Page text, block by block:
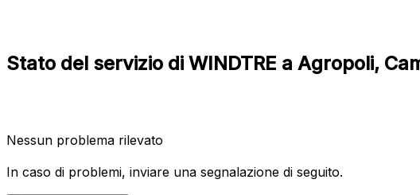
Stato del servizio di WINDTRE a Agropoli,
Nessun problema rilevato
In caso di problemi, inviare una segnalazione di seguito.